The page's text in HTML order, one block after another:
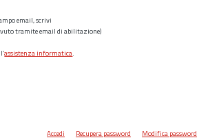
email, scrivi
tramite email di abilitazione)
assistenza informatica.
Accedi Recupera password Modifica password